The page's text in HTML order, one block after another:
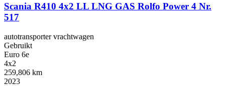
Scania R410 4x2 LL LNG GAS Rolfo Power 4 Nr.
517
autotransporter vrachtwagen
Gebruikt
Euro 6e
4x2
259,806 km
2023